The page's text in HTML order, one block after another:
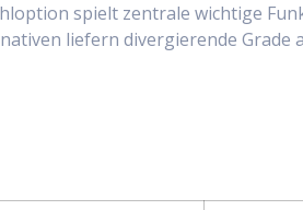
spielt zentrale wichtige
liefern divergierende Grade